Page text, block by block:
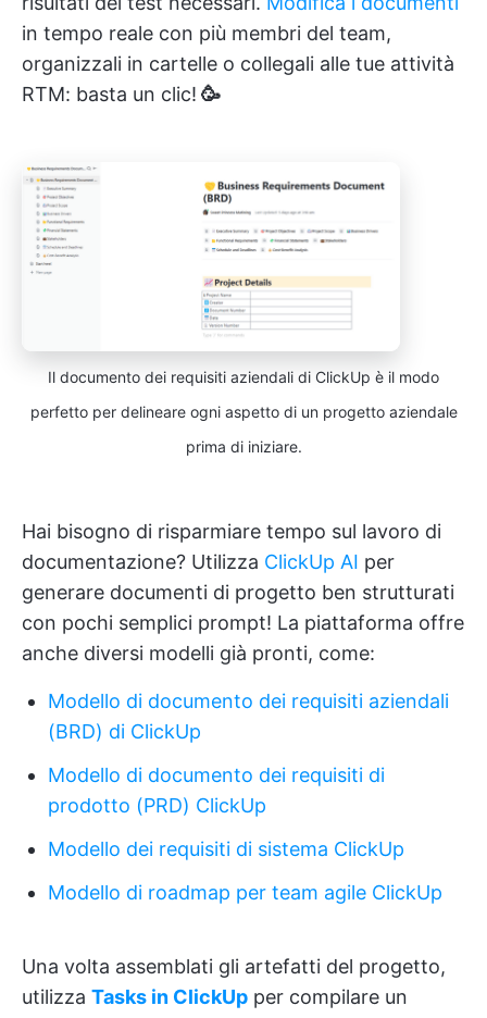
in tempo reale con più membri del team,
organizzali in cartelle o collegali alle tue attività
RTM: basta un clic! 🥳
Il documento dei requisiti aziendali di ClickUp è il modo
perfetto per delineare ogni aspetto di un progetto aziendale
prima di iniziare.
Hai bisogno di risparmiare tempo sul lavoro di
documentazione? Utilizza ClickUp AI per
generare documenti di progetto ben strutturati
con pochi semplici prompt! La piattaforma offre
anche diversi modelli già pronti, come:
Modello di documento dei requisiti aziendali
(BRD) di ClickUp
Modello di documento dei requisiti di
prodotto (PRD) ClickUp
Modello dei requisiti di sistema ClickUp
Modello di roadmap per team agile ClickUp
Una volta assemblati gli artefatti del progetto,
utilizza Tasks in ClickUp per compilare un